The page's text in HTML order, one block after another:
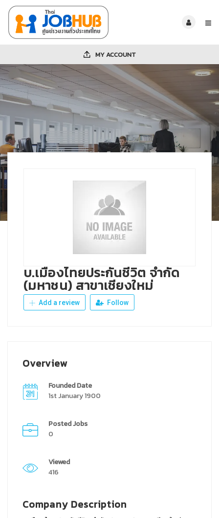
MY ACCOUNT
บ.เมืองไทยประกันชีวิต จำกัด
(มหาชน) สาขาเชียงใหม่
Add a review Follow
Overview
Founded Date
1st January 1900
Posted Jobs
0
Viewed
416
Company Description